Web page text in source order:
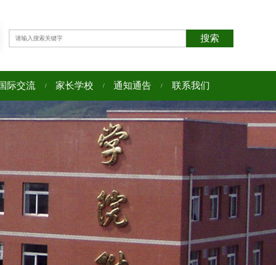
际交流 / 家长学校 / 通知通告 / 联系我们